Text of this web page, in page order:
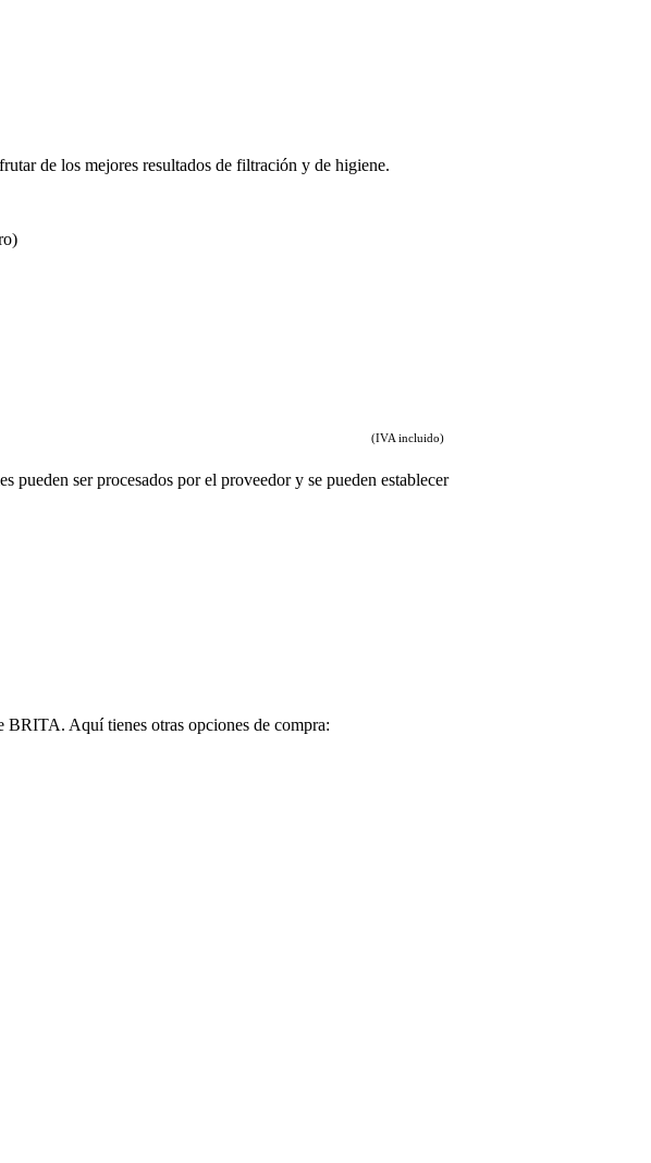
de los mejores resultados de filtración y de higiene.
(IVA incluido)
pueden ser procesados por el proveedor y se pueden establecer
BRITA. Aquí tienes otras opciones de compra: